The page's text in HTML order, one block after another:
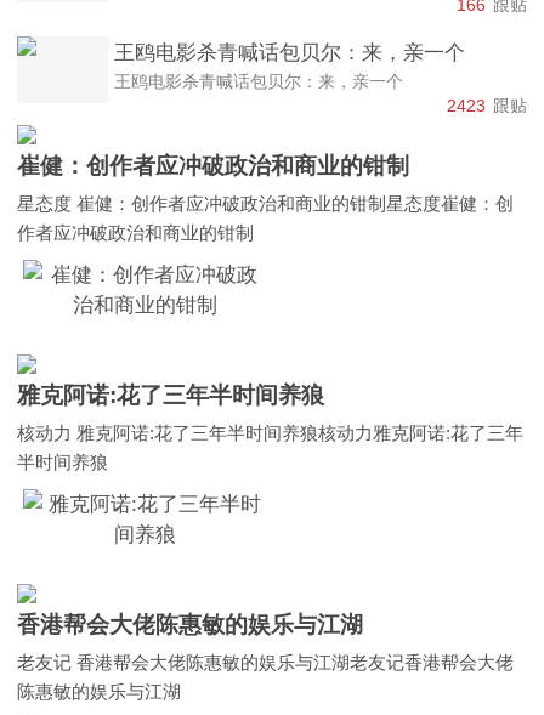
166 跟贴
王鸥电影杀青喊话包贝尔：来，亲一个
王鸥电影杀青喊话包贝尔：来，亲一个
2423 跟贴
崔健：创作者应冲破政治和商业的钳制
星态度 崔健：创作者应冲破政治和商业的钳制星态度崔健：创
作者应冲破政治和商业的钳制
雅克阿诺:花了三年半时间养狼
核动力 雅克阿诺:花了三年半时间养狼核动力雅克阿诺:花了三年
半时间养狼
香港帮会大佬陈惠敏的娱乐与江湖
老友记 香港帮会大佬陈惠敏的娱乐与江湖老友记香港帮会大佬
陈惠敏的娱乐与江湖